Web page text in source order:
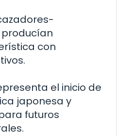
con
el inicio de
japonesa y
futuros